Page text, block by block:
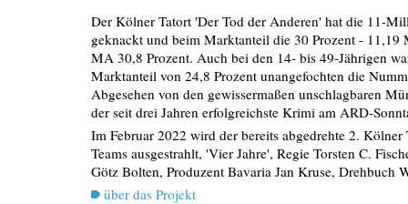
Der Kölner Tatort 'Der Tod der Anderen' hat die 11-
geknackt und beim Marktanteil die 30 Prozent - 11,19
MA 30,8 Prozent. Auch bei den 14- bis 49-Jährigen
Marktanteil von 24,8 Prozent unangefochten die
Abgesehen von den gewissermaßen unschlagbaren
der seit drei Jahren erfolgreichste Krimi am ARD-
Im Februar 2022 wird der bereits abgedrehte 2. Kölner
Teams ausgestrahlt, 'Vier Jahre', Regie Torsten C.
Götz Bolten, Produzent Bavaria Jan Kruse, Drehbuch
über das Projekt